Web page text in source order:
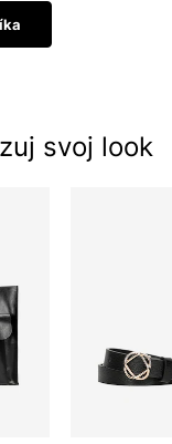
svoj look